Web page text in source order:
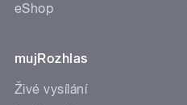
eShop
mujRozhlas
Živé vysílání